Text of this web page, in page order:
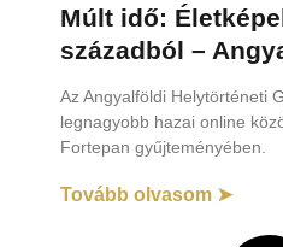
Múlt idő:
századból –
Az Angyalföldi Helytörténeti
legnagyobb hazai online
Fortepan
Tovább olvasom ➤